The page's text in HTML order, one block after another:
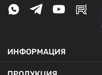
ИНФОРМАЦИЯ